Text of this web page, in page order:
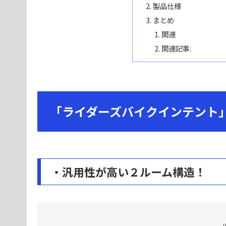
製品仕様
まとめ
関連
関連記事:
「ライダーズバイクインテント
・汎用性が高い２ルーム構造！